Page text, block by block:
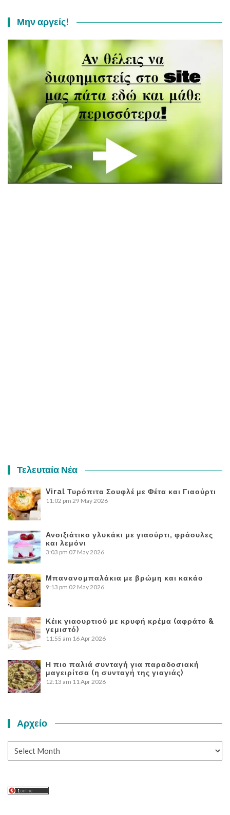
Μην αργείς!
Τελευταία Νέα
Viral Τυρόπιτα Σουφλέ με Φέτα και Γιαούρτι
11:02 pm 29 May 2026
Ανοιξιάτικο γλυκάκι με γιαούρτι, φράουλες
και λεμόνι
3:03 pm 07 May 2026
Μπανανομπαλάκια με βρώμη και κακάο
9:13 pm 02 May 2026
Κέικ γιαουρτιού με κρυφή κρέμα (αφράτο &
γεμιστό)
11:55 am 16 Apr 2026
Η πιο παλιά συνταγή για παραδοσιακή
μαγειρίτσα (η συνταγή της γιαγιάς)
12:13 am 11 Apr 2026
Αρχείο
Αρχείο